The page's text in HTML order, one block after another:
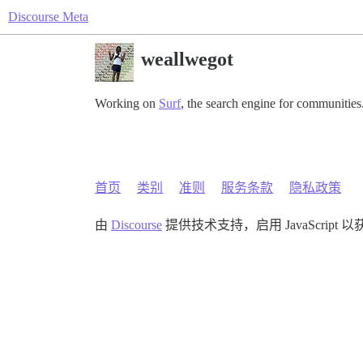
Discourse Meta
weallwegot
Working on Surf, the search engine for communities.
首页 类别 准则 服务条款 隐私政策
由 Discourse 提供技术支持，启用 JavaScript 以